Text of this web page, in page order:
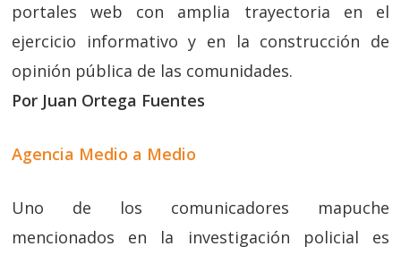
portales web con amplia trayectoria en el
ejercicio informativo y en la construcción de
opinión pública de las comunidades.
Por Juan Ortega Fuentes
Agencia Medio a Medio
Uno de los comunicadores mapuche
mencionados en la investigación policial es